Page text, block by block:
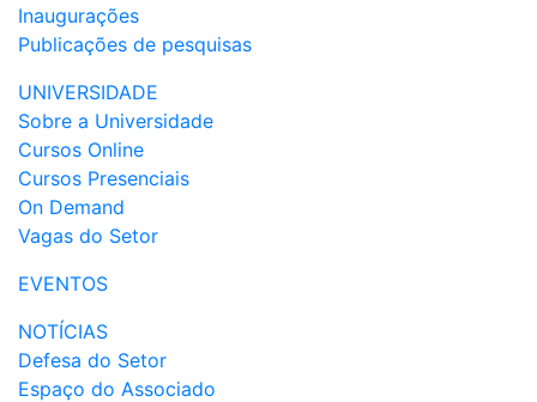
Inaugurações
Publicações de pesquisas
UNIVERSIDADE
Sobre a Universidade
Cursos Online
Cursos Presenciais
On Demand
Vagas do Setor
EVENTOS
NOTÍCIAS
Defesa do Setor
Espaço do Associado